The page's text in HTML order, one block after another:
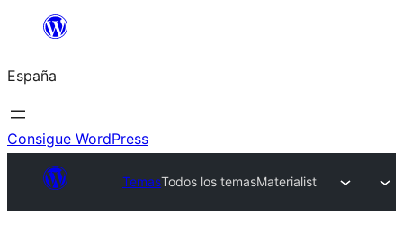
Saltar
contenido
España
Consigue WordPress
TemasTodos los temasMaterialist